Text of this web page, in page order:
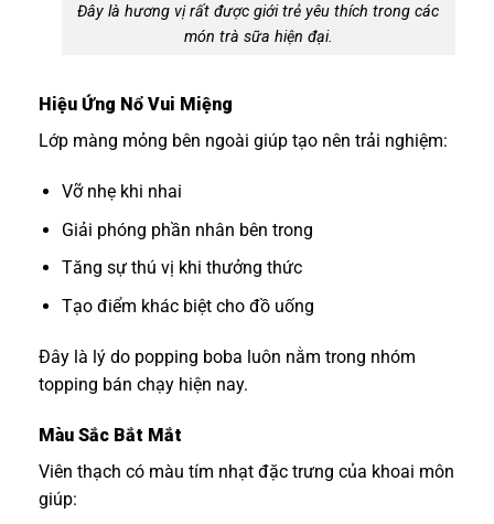
Đây là hương vị rất được giới trẻ yêu thích trong các
món trà sữa hiện đại.
Hiệu Ứng Nổ Vui Miệng
Lớp màng mỏng bên ngoài giúp tạo nên trải nghiệm:
Vỡ nhẹ khi nhai
Giải phóng phần nhân bên trong
Tăng sự thú vị khi thưởng thức
Tạo điểm khác biệt cho đồ uống
Đây là lý do popping boba luôn nằm trong nhóm
topping bán chạy hiện nay.
Màu Sắc Bắt Mắt
Viên thạch có màu tím nhạt đặc trưng của khoai môn
giúp: